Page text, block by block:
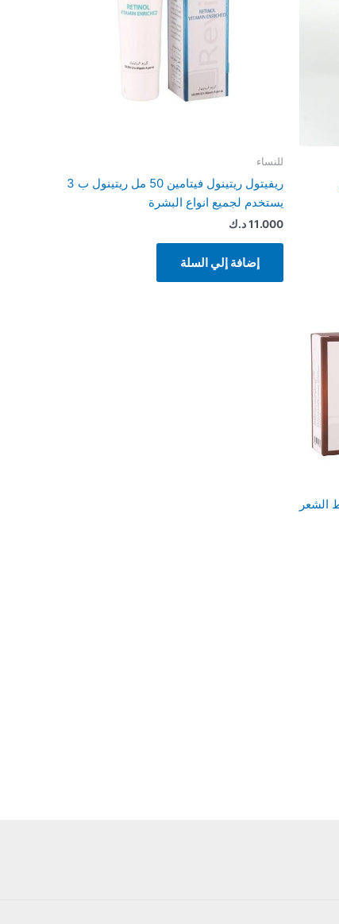
للنساء
ريفيتول ريتينول فيتامين 50 مل ريتينول ب 3
يستخدم لجميع انواع البشرة
11.000د.ك
إضافة إلي السلة
الشعر